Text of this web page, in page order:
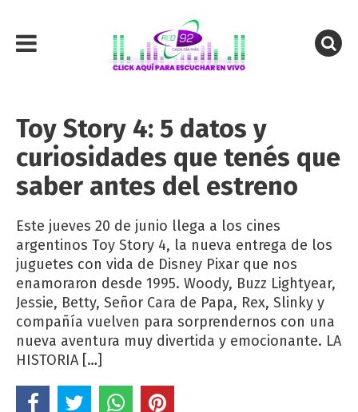
Toy Story 4: 5 datos y
curiosidades que tenés que
saber antes del estreno
Este jueves 20 de junio llega a los cines
argentinos Toy Story 4, la nueva entrega de los
juguetes con vida de Disney Pixar que nos
enamoraron desde 1995. Woody, Buzz Lightyear,
Jessie, Betty, Señor Cara de Papa, Rex, Slinky y
compañía vuelven para sorprendernos con una
nueva aventura muy divertida y emocionante. LA
HISTORIA […]